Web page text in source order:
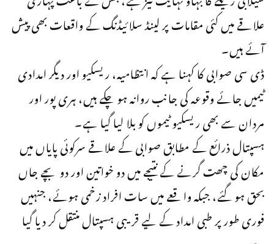
علاقے میں کئی مقامات پر لینڈ سلائیڈنگ کے واقعات بھی پیش
آئے ہیں۔
ڈی سی صوابی کا کہنا ہے کہ انتظامیہ، ریسکیو اور دیگر امدادی
ٹیمیں جائے وقوعہ کی جانب روانہ ہو چکے ہیں، ہری پور اور
مردان سے بھی ریسکیو ٹیموں کو بلا لیا گیا ہے۔
ہسپتال ذرائع کے مطابق صوابی کے علاقے سرکوئی پایاں میں
مکان کی چھت گرنے کے نتیجے میں دو خواتین اور دو بچے جاں
بحق ہو گئے، جبکہ واقعے میں سات افراد زخمی ہوئے، جنہیں
فوری طور پر طبی امداد کے لیے قریبی ہسپتال منتقل کر دیا گیا